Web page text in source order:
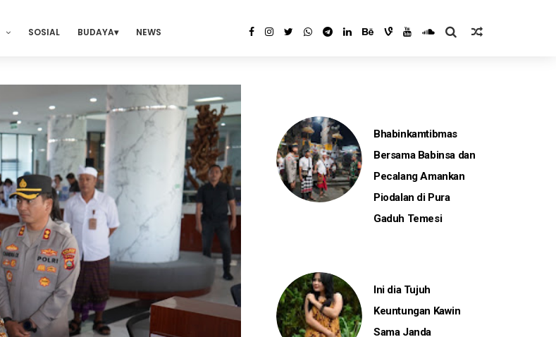
SOSIAL BUDAYA NEWS
Bhabinkamtibmas
Bersama Babinsa dan
Pecalang Amankan
Piodalan di Pura
Gaduh Temesi
Ini dia Tujuh
Keuntungan Kawin
Sama Janda